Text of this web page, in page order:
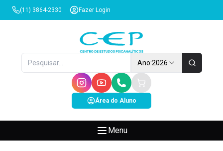
(11) 3864-2330 Fazer Login
Ano:2026
Área do Aluno
Menu